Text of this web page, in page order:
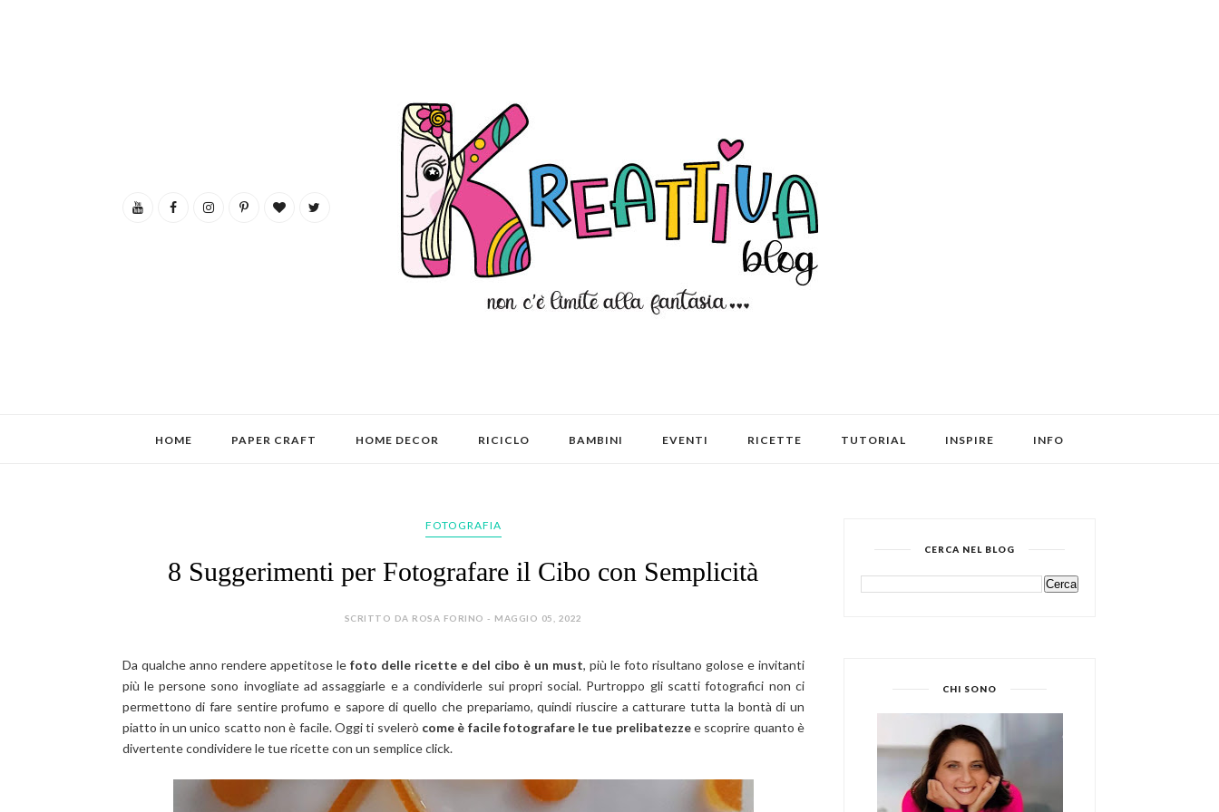
HOME PAPER CRAFT HOME DECOR RICICLO BAMBINI EVENTI RICETTE TUTORIAL INSPIRE INFO
FOTOGRAFIA
8 Suggerimenti per Fotografare il Cibo con Semplicità
SCRITTO DA ROSA FORINO - MAGGIO 05, 2022
Da qualche anno rendere appetitose lefoto delle ricette e del cibo è un must, più le foto risultano golose e invitanti
più le persone sono invogliate ad assaggiarle e a condividerle sui propri social. Purtroppo gli scatti fotografici non ci
permettono di fare sentire profumo e sapore di quello che prepariamo, quindi riuscire a catturare tutta la bontà di un
piatto in un unico scatto non è facile. Oggi ti svelerò come è facile fotografare le tue prelibatezzee scoprire quanto è
divertente condividere le tue ricette con un semplice click.
CERCA NEL BLOG
CHI SONO